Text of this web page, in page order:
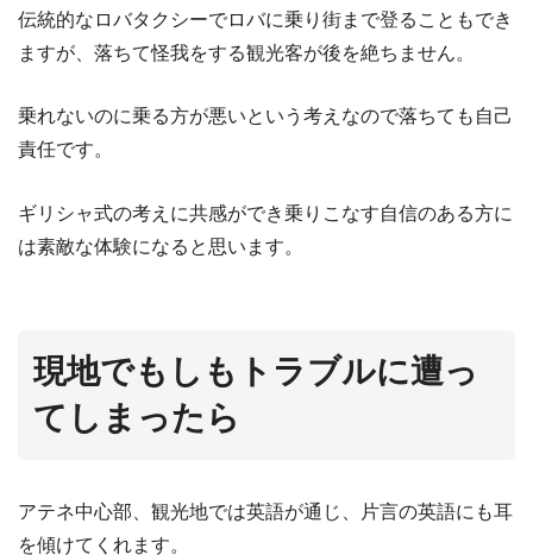
伝統的なロバタクシーでロバに乗り街まで登ることもでき
ますが、落ちて怪我をする観光客が後を絶ちません。
乗れないのに乗る方が悪いという考えなので落ちても自己
責任です。
ギリシャ式の考えに共感ができ乗りこなす自信のある方に
は素敵な体験になると思います。
現地でもしもトラブルに遭っ
てしまったら
アテネ中心部、観光地では英語が通じ、片言の英語にも耳
を傾けてくれます。